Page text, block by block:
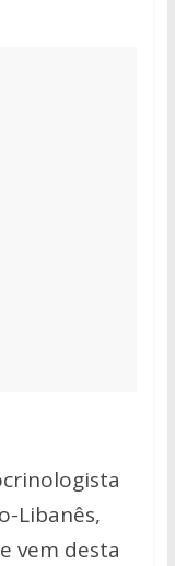
Libanês,
vem desta